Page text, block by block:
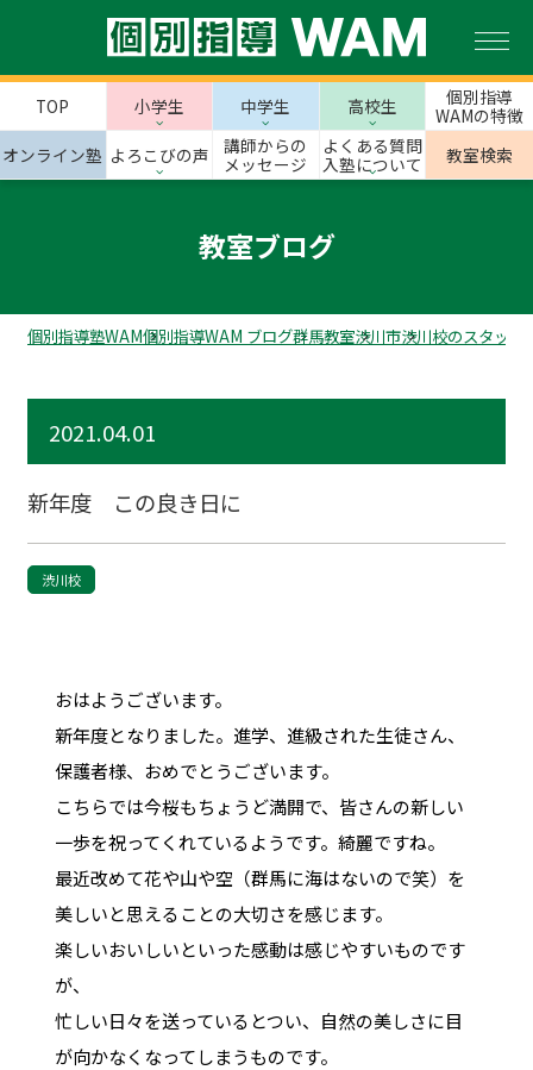
TOP 小学生 中学生 高校生
個別指導
WAMの特徴
オンライン塾 よろこびの声
講師からの
メッセージ
よくある質問
入塾について
教室検索
教室ブログ
個別指導塾WAM個別指導WAM ブログ群馬教室渋川市渋川校のスタッフ
2021.04.01
新年度 この良き日に
渋川校
おはようございます。
新年度となりました。進学、進級された生徒さん、
保護者様、おめでとうございます。
こちらでは今桜もちょうど満開で、皆さんの新しい
一歩を祝ってくれているようです。綺麗ですね。
最近改めて花や山や空（群馬に海はないので笑）を
美しいと思えることの大切さを感じます。
楽しいおいしいといった感動は感じやすいものです
が、
忙しい日々を送っているとつい、自然の美しさに目
が向かなくなってしまうものです。